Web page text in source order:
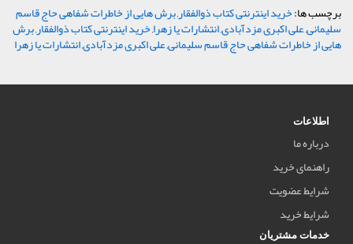
برچسب ها:خرید اینترنتی کتاب ذوالفقار,برش هایی از خاطرات شفاهی حاج قاسم
سلیمانی,علی اکبری مزدآبادی,انتشارات یا زهرا,خرید اینترنتی کتاب ذوالفقار,برش
هایی از خاطرات شفاهی حاج قاسم سلیمانی,علی اکبری مزدآبادی,انتشارات یا زهرا
اطلاعات
درباره ما
راهنمای خرید
شرایط عضویت
شرایط خرید
خدمات مشتریان